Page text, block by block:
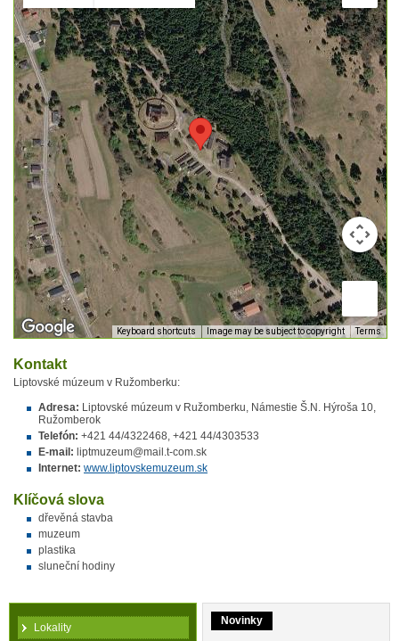
Keyboard shortcuts Image may be subject to copyright Terms
Kontakt
Liptovské múzeum v Ružomberku:
Adresa: Liptovské múzeum v Ružomberku, Námestie Š.N. Hýroša 10,
Ružomberok
Telefón: +421 44/4322468, +421 44/4303533
E-mail: liptmuzeum@mail.t-com.sk
Internet: www.liptovskemuzeum.sk
Klíčová slova
dřevěná stavba
muzeum
plastika
sluneční hodiny
Novinky
Lokality